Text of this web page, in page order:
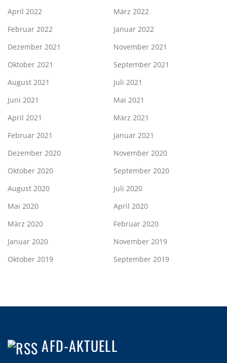
April 2022
März 2022
Februar 2022
Januar 2022
Dezember 2021
November 2021
Oktober 2021
September 2021
August 2021
Juli 2021
Juni 2021
Mai 2021
April 2021
März 2021
Februar 2021
Januar 2021
Dezember 2020
November 2020
Oktober 2020
September 2020
August 2020
Juli 2020
Mai 2020
April 2020
März 2020
Februar 2020
Januar 2020
November 2019
Oktober 2019
September 2019
AFD-AKTUELL